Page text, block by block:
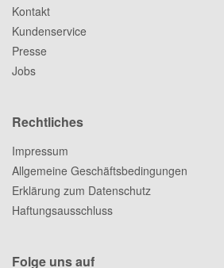
Kontakt
Kundenservice
Presse
Jobs
Rechtliches
Impressum
Allgemeine Geschäftsbedingungen
Erklärung zum Datenschutz
Haftungsausschluss
Folge uns auf